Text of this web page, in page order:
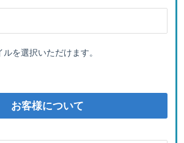
を選択いただけます。
お客様について